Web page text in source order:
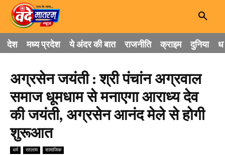
देश मध्य प्रदेश ये अंदर की बात राजनीति क्राइम दुनिया
अग्रसेन जयंती : श्री पंचांन अग्रवाल
समाज धूमधाम से मनाएगा आराध्य देव
की जयंती, अग्रसेन आनंद मेले से होगी
शुरूआत
धर्म रतलाम सामाजिक